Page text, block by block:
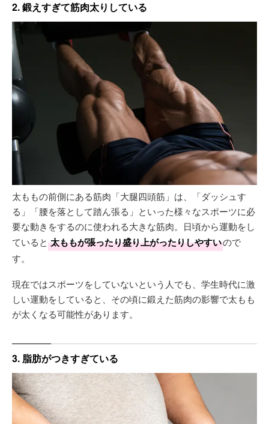
2. 鍛えすぎて筋肉太りしている
太ももの前側にある筋肉「大腿四頭筋」は、「ダッシュす
る」「腰を落として踏ん張る」といった様々なスポーツに必
要な動きをするのに使われる大きな筋肉。日頃から運動をし
ていると 太ももが張ったり盛り上がったりしやすいので
す。
現在ではスポーツをしていないという人でも、学生時代に激
しい運動をしていると、その頃に鍛えた筋肉の影響で太もも
が太くなる可能性があります。
3. 脂肪がつきすぎている